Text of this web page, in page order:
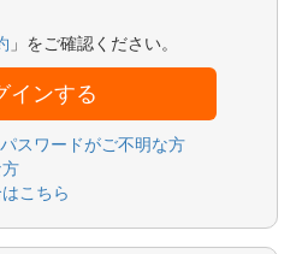
」をご確認ください。
インする
スワードがご不明な方
こちら